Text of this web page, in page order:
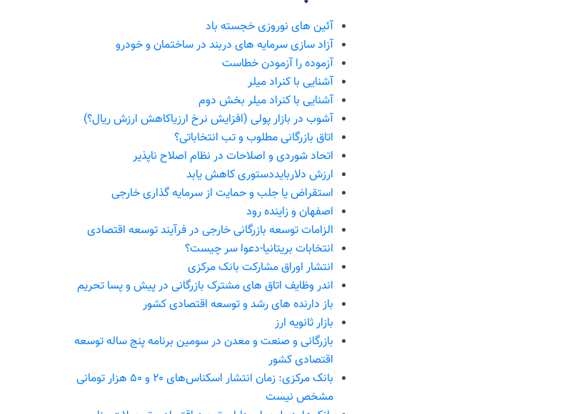
آئین های نوروزی خجسته باد
آزاد سازی سرمایه های دربند در ساختمان و خودرو
آزموده را آزمودن خطاست
آشنایی با کنراد میلر
آشنایی با کنراد میلر بخش دوم
آشوب در بازار پولی (افزایش نرخ ارزیاکاهش ارزش ریال؟)
اتاق بازرگانی مطلوب و تب انتخاباتی؟
اتحاد شوردی و اصلاحات در نظام اصلاح ناپذیر
ارزش دلاربایددستوری کاهش یابد
استقراض یا جلب و حمایت از سرمایه گذاری خارجی
اصفهان و زاینده رود
الزامات توسعه بازرگانی خارجی در فرآیند توسعه اقتصادی
انتخابات بریتانیا-دعوا سر چیست؟
انتشار اوراق مشارکت بانک مرکزی
اندر وظایف اتاق های مشترک بازرگانی در پیش و پسا تحریم
باز دارنده های رشد و توسعه اقتصادی کشور
بازار ثانویه ارز
بازرگانی و صنعت و معدن در سومین برنامه پنج ساله توسعه
اقتصادی کشور
بانک مرکزی: زمان انتشار اسکناس‌های ۲۰ و ۵۰ هزار تومانی
مشخص نیست